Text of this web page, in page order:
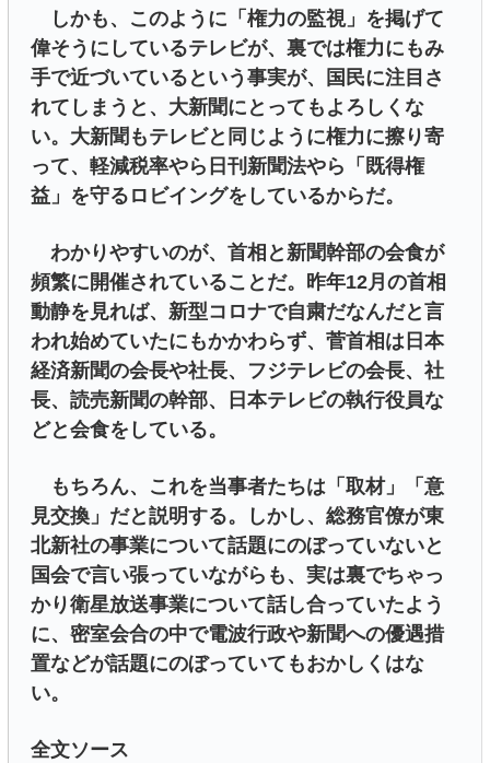
しかも、このように「権力の監視」を掲げて
偉そうにしているテレビが、裏では権力にもみ
手で近づいているという事実が、国民に注目さ
れてしまうと、大新聞にとってもよろしくな
い。大新聞もテレビと同じように権力に擦り寄
って、軽減税率やら日刊新聞法やら「既得権
益」を守るロビイングをしているからだ。
わかりやすいのが、首相と新聞幹部の会食が
頻繁に開催されていることだ。昨年12月の首相
動静を見れば、新型コロナで自粛だなんだと言
われ始めていたにもかかわらず、菅首相は日本
経済新聞の会長や社長、フジテレビの会長、社
長、読売新聞の幹部、日本テレビの執行役員な
どと会食をしている。
もちろん、これを当事者たちは「取材」「意
見交換」だと説明する。しかし、総務官僚が東
北新社の事業について話題にのぼっていないと
国会で言い張っていながらも、実は裏でちゃっ
かり衛星放送事業について話し合っていたよう
に、密室会合の中で電波行政や新聞への優遇措
置などが話題にのぼっていてもおかしくはな
い。
全文ソース